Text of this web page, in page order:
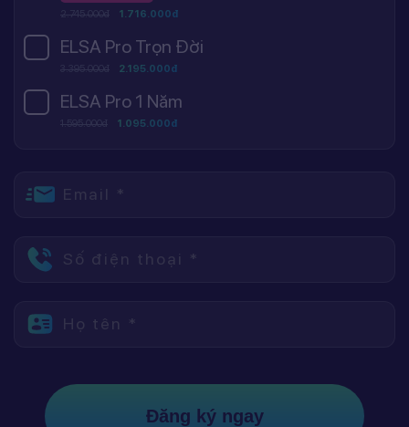
2.745.000đ 1.716.000đ
ELSA Pro Trọn Đời
3.395.000đ 2.195.000đ
ELSA Pro 1 Năm
1.595.000đ 1.095.000đ
Email *
Số điện thoại *
Họ tên *
Đăng ký ngay